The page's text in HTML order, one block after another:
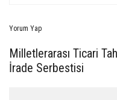
Yorum Yap
Milletlerarası Ticari
İrade Serbestisi